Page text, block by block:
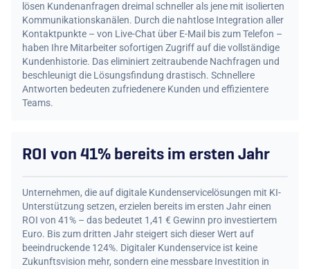
lösen Kundenanfragen dreimal schneller als jene mit isolierten
Kommunikationskanälen. Durch die nahtlose Integration aller
Kontaktpunkte – von Live-Chat über E-Mail bis zum Telefon –
haben Ihre Mitarbeiter sofortigen Zugriff auf die vollständige
Kundenhistorie. Das eliminiert zeitraubende Nachfragen und
beschleunigt die Lösungsfindung drastisch. Schnellere
Antworten bedeuten zufriedenere Kunden und effizientere
Teams.
ROI von 41% bereits im ersten Jahr
Unternehmen, die auf digitale Kundenservicelösungen mit KI-
Unterstützung setzen, erzielen bereits im ersten Jahr einen
ROI von 41% – das bedeutet 1,41 € Gewinn pro investiertem
Euro. Bis zum dritten Jahr steigert sich dieser Wert auf
beeindruckende 124%. Digitaler Kundenservice ist keine
Zukunftsvision mehr, sondern eine messbare Investition in